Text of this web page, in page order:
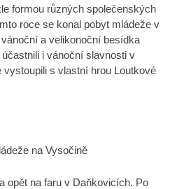
formou různých společenských
roce se konal pobyt mládeže v
a velikonoční besídka
i vánoční slavnosti v
s vlastní hrou Loutkové
na Vysočině
opět na faru v Daňkovicích. Po